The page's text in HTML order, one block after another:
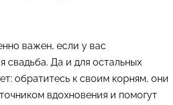
важен, если у вас
свадьба. Да и для остальных
обратитесь к своим корням, они
вдохновения и помогут